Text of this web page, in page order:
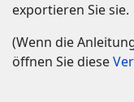
exportieren Sie sie.
(Wenn die
öffnen Sie diese